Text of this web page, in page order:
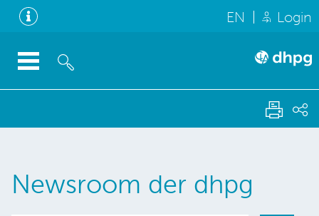
EN Login
Newsroom der dhpg